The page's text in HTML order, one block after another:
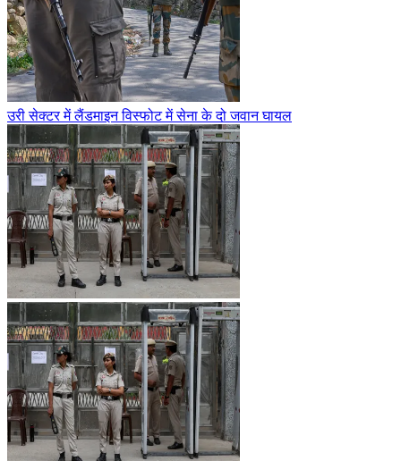
उरी सेक्टर में लैंडमाइन विस्फोट में सेना के दो जवान घायल